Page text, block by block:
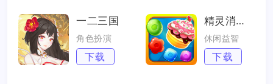
一二三国
角色扮演
下载
精灵消消乐
休闲益智
下载